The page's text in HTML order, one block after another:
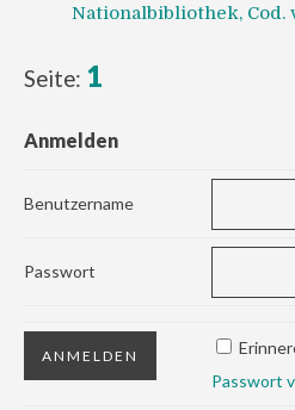
Nationalbibliothek, Cod.
Seite: 1
Anmelden
Benutzername
Passwort
Passwort